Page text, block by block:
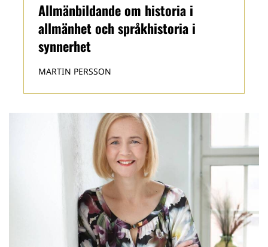
Allmänbildande om historia i
allmänhet och språkhistoria i
synnerhet
MARTIN PERSSON